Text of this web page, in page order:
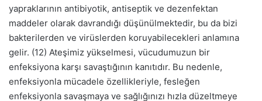
yapraklarının antibiyotik, antiseptik ve dezenfektan
maddeler olarak davrandığı düşünülmektedir, bu da bizi
bakterilerden ve virüslerden koruyabilecekleri anlamına
gelir. (12) Ateşimiz yükselmesi, vücudumuzun bir
enfeksiyona karşı savaştığının kanıtıdır. Bu nedenle,
enfeksiyonla mücadele özellikleriyle, fesleğen
enfeksiyonla savaşmaya ve sağlığınızı hızla düzeltmeye